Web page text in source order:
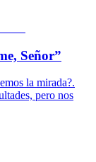
Señor”
la mirada?.
pero nos